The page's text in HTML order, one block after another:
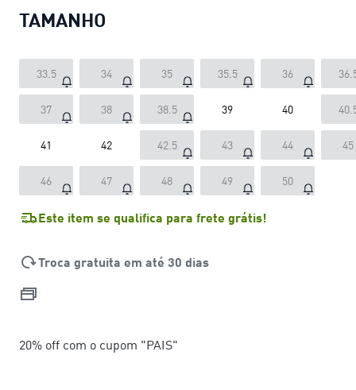
TAMANHO
33.5 34 35 35.5 36
37 38 38.5 39 40
41 42 42.5 43 44 45
46 47 48 49 50
Este item se qualifica para frete grátis!
Troca gratuita em até 30 dias
20% off com o cupom "PAIS"